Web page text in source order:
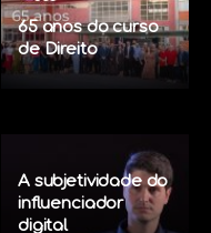
65 anos do curso
de Direito
A subjetividade do
influenciador
digital